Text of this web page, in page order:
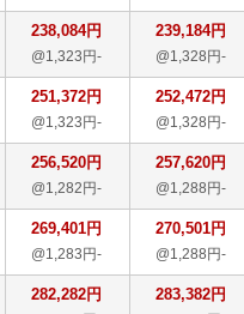
238,084円
@1,323円-
239,184円
@1,328円-
251,372円
@1,323円-
252,472円
@1,328円-
256,520円
@1,282円-
257,620円
@1,288円-
269,401円
@1,283円-
270,501円
@1,288円-
282,282円 283,382円